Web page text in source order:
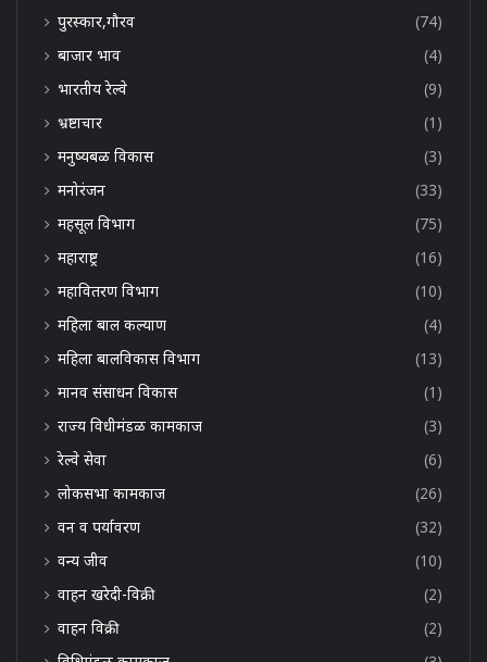
पुरस्कार,गौरव
(74)
बाजार भाव
(4)
भारतीय रेल्वे
(9)
भ्रष्टाचार
(1)
मनुष्यबळ विकास
(3)
मनोरंजन
(33)
महसूल विभाग
(75)
महाराष्ट्र
(16)
महावितरण विभाग
(10)
महिला बाल कल्याण
(4)
महिला बालविकास विभाग
(13)
मानव संसाधन विकास
(1)
राज्य विधीमंडळ कामकाज
(3)
रेल्वे सेवा
(6)
लोकसभा कामकाज
(26)
वन व पर्यावरण
(32)
वन्य जीव
(10)
वाहन खरेदी-विक्री
(2)
वाहन विक्री
(2)